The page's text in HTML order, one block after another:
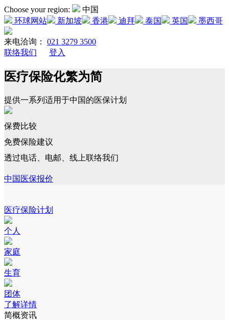
Choose your region:
中国
环球网站
新加坡 香港 迪拜 泰国 英国 墨西哥
来电洽询： 021 3279 3500
联络我们
登入
医疗保险化繁为简
提供一系列适用于中国的医保计划
保费比较
免费保险建议
透过电话、电邮、线上联络我们
中国医保报价
医疗保险计划
个人
家庭
生育
团体
了解详情
简概资讯